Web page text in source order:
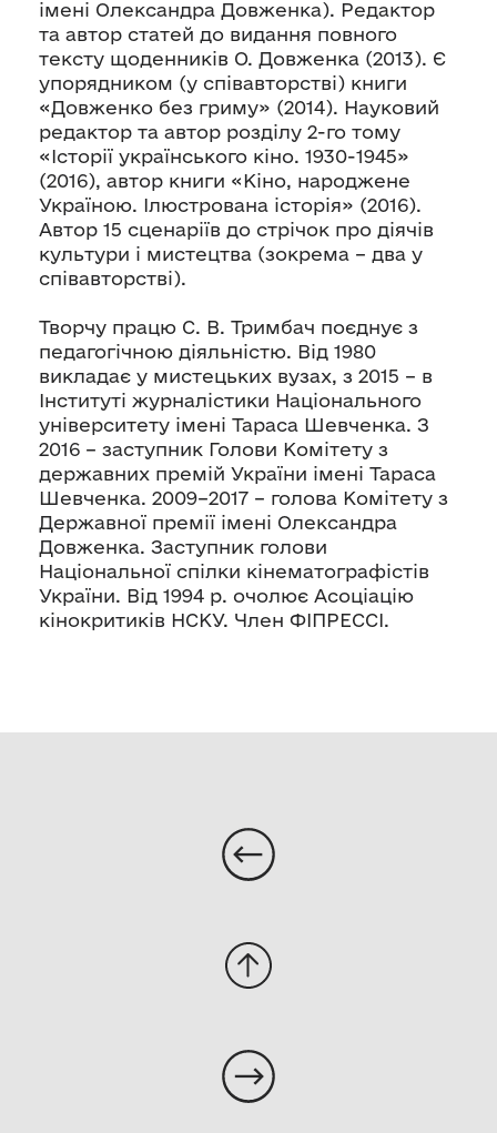
імені Олександра Довженка). Редактор
та автор статей до видання повного
тексту щоденників О. Довженка (2013). Є
упорядником (у співавторстві) книги
«Довженко без гриму» (2014). Науковий
редактор та автор розділу 2-го тому
«Історії українського кіно. 1930-1945»
(2016), автор книги «Кіно, народжене
Україною. Ілюстрована історія» (2016).
Автор 15 сценаріїв до стрічок про діячів
культури і мистецтва (зокрема – два у
співавторстві).
Творчу працю С. В. Тримбач поєднує з
педагогічною діяльністю. Від 1980
викладає у мистецьких вузах, з 2015 – в
Інституті журналістики Національного
університету імені Тараса Шевченка. З
2016 – заступник Голови Комітету з
державних премій України імені Тараса
Шевченка. 2009–2017 – голова Комітету з
Державної премії імені Олександра
Довженка. Заступник голови
Національної спілки кінематографістів
України. Від 1994 р. очолює Асоціацію
кінокритиків НСКУ. Член ФІПРЕССІ.